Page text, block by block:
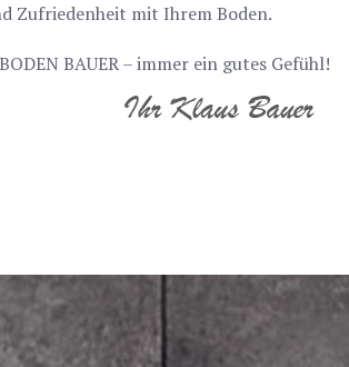
Zufriedenheit mit Ihrem Boden.
BAUER – immer ein gutes Gefühl!